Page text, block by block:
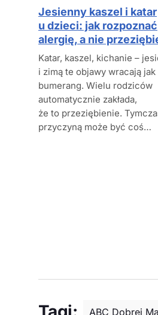
Jesienny kaszel i katar
u dzieci: jak rozpoznać
alergię, a nie
Katar, kaszel, kichanie –
i zimą te objawy wracają jak
bumerang. Wielu rodziców
automatycznie zakłada,
że to przeziębienie.
przyczyną może być coś…
ABC Dobrej